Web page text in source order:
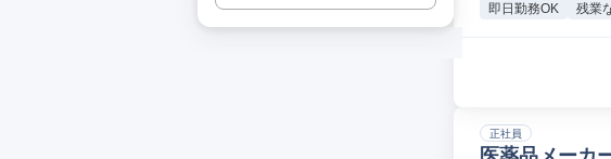
即日勤務OK 残業
正社員